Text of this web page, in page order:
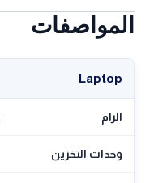
المواصفات
Laptop
الرام
وحدات التخزين